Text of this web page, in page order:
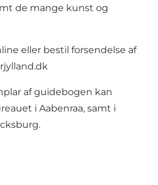
de mange kunst og
eller bestil forsendelse af
af guidebogen kan
i Aabenraa, samt i